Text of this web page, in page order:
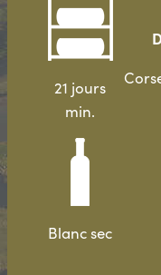
21 jours
min.
Blanc sec